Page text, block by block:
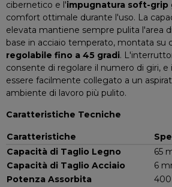
cibernetico e l'impugnatura soft-grip
comfort ottimale durante l'uso. La
elevata mantiene sempre pulita l'area
base in acciaio temperato, montata su
regolabile fino a 45 gradi.
consente di regolare il numero di giri,
essere facilmente collegato a un
ambiente di lavoro più pulito.
Caratteristiche Tecniche
Caratteristiche
Capacità di Taglio Legno
65
Capacità di Taglio Acciaio
6
Potenza Assorbita